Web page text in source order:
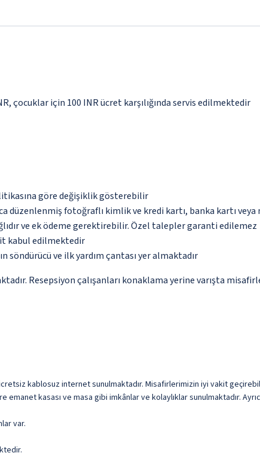
çocuklar için 100 INR ücret karşılığında servis edilmektedir
göre değişiklik gösterebilir
düzenlenmiş fotoğraflı kimlik ve kredi kartı, banka kartı
ve ek ödeme gerektirebilir. Özel talepler garanti edilemez
kabul edilmektedir
söndürücü ve ilk yardım çantası yer almaktadır
Resepsiyon çalışanları konaklama yerine varışta
kablosuz internet sunulmaktadır. Misafirlerimizin iyi vakit
kasası ve masa gibi imkânlar ve kolaylıklar sunulmaktadır.
var.